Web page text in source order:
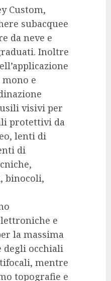
Custom,
subacquee
da neve e
Inoltre
e
visivi per
protettivi da
lenti di
di
binocoli,
e
la massima
degli occhiali
mentre
topografie e